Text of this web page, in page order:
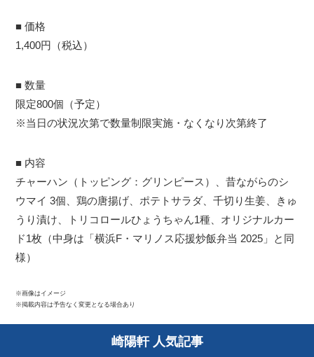
■ 価格
1,400円（税込）
■ 数量
限定800個（予定）
※当日の状況次第で数量制限実施・なくなり次第終了
■ 内容
チャーハン（トッピング：グリンピース）、昔ながらのシ
ウマイ 3個、鶏の唐揚げ、ポテトサラダ、千切り生姜、きゅ
うり漬け、トリコロールひょうちゃん1種、オリジナルカー
ド1枚（中身は「横浜F・マリノス応援炒飯弁当 2025」と同
様）
※画像はイメージ
※掲載内容は予告なく変更となる場合あり
崎陽軒 人気記事